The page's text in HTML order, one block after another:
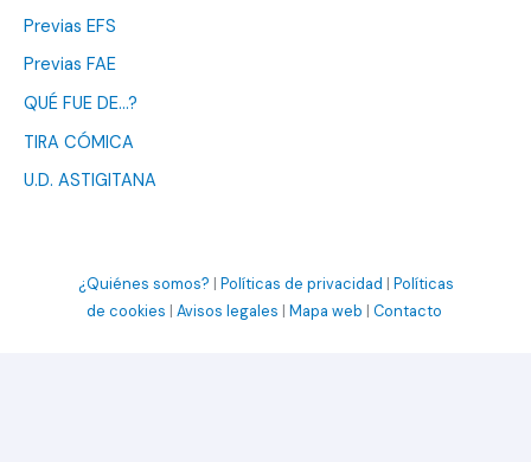
Previas EFS
Previas FAE
QUÉ FUE DE…?
TIRA CÓMICA
U.D. ASTIGITANA
¿Quiénes somos? | Políticas de privacidad | Políticas
de cookies | Avisos legales | Mapa web | Contacto